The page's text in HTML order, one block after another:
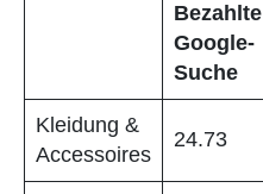
Bezahlte
Google-
Suche
Kleidung &
Accessoires
24.73